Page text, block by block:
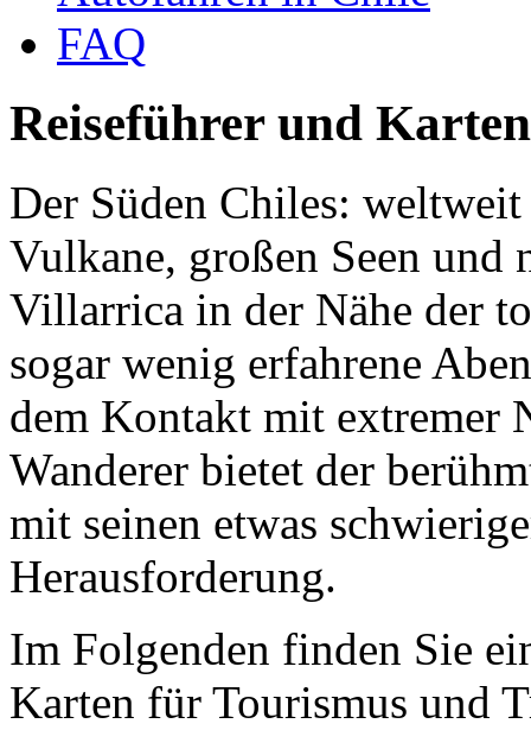
FAQ
Reiseführer und
Der Süden Chiles:
Vulkane, großen Seen
Villarrica in der Nähe der
sogar wenig erfahrene
dem Kontakt mit extremer
Wanderer bietet der
mit seinen etwas
Herausforderung.
Im Folgenden finden Sie
Karten für Tourismus und